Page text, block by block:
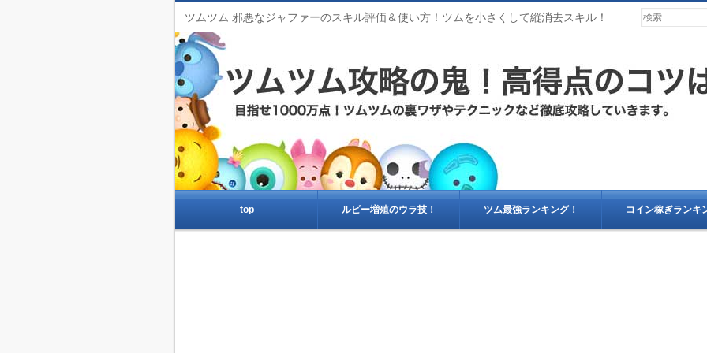
ツムツム 邪悪なジャファーのスキル評価＆使い方！ツムを小さくして縦消去スキル！
top ルビー増殖のウラ技！ ツム最強ランキング！ コイン稼ぎランキ